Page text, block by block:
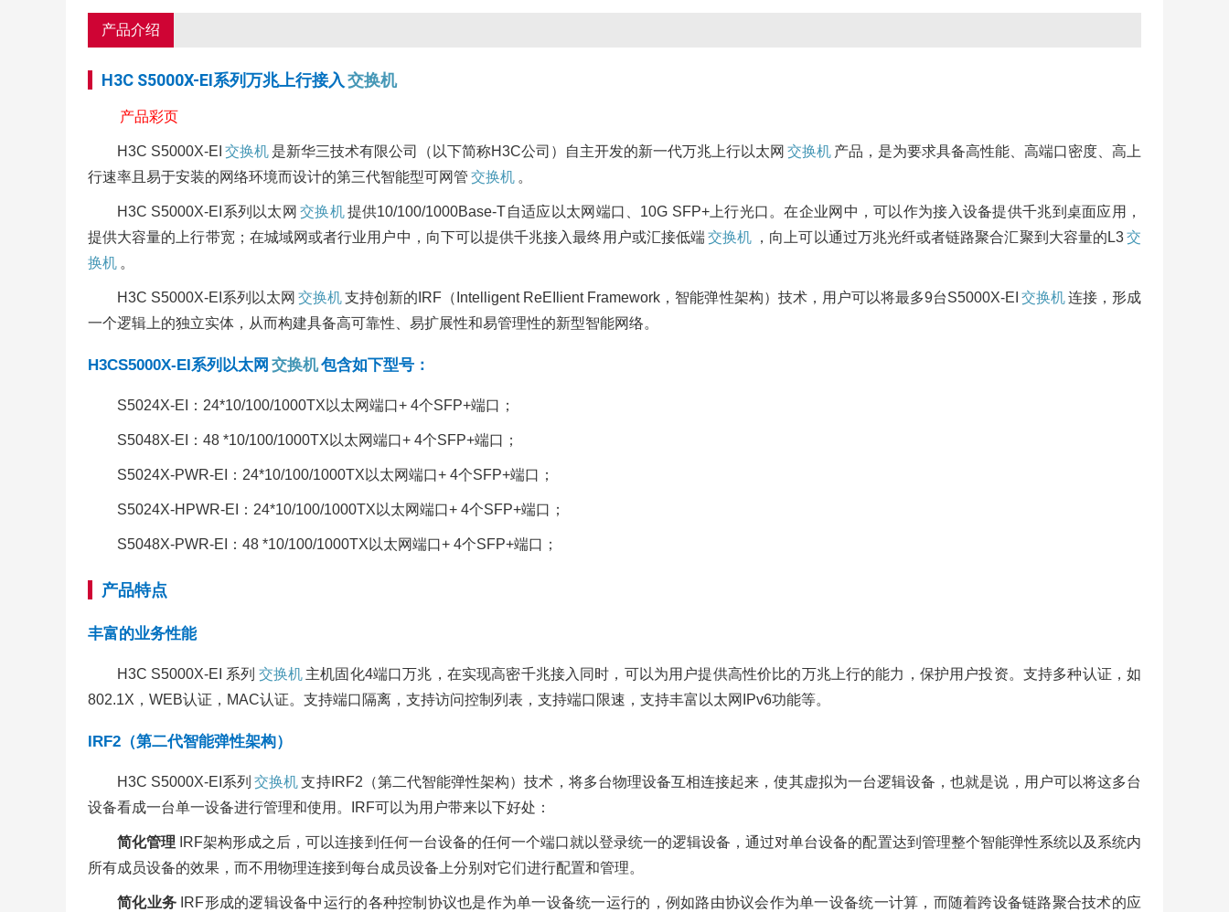
产品介绍
H3C S5000X-EI系列万兆上行接入交换机
产品彩页
H3C S5000X-EI 交换机 是新华三技术有限公司（以下简称H3C公司）自主开发的新一代万兆上行以太网 交换机 产品，是为要求具备高性能、高端口密度、高上
行速率且易于安装的网络环境而设计的第三代智能型可网管 交换机 。
H3C S5000X-EI系列以太网 交换机提供10/100/1000Base-T自适应以太网端口、10G SFP+上行光口。在企业网中，可以作为接入设备提供千兆到桌面应用，
提供大容量的上行带宽；在城域网或者行业用户中，向下可以提供千兆接入最终用户或汇接低端交换机 ，向上可以通过万兆光纤或者链路聚合汇聚到大容量的L3交
换机 。
H3C S5000X-EI系列以太网 交换机支持创新的IRF（Intelligent ReEIlient Framework，智能弹性架构）技术，用户可以将最多9台S5000X-EI 交换机连接，形成
一个逻辑上的独立实体，从而构建具备高可靠性、易扩展性和易管理性的新型智能网络。
H3CS5000X-EI系列以太网 交换机包含如下型号：
S5024X-EI：24*10/100/1000TX以太网端口+ 4个SFP+端口；
S5048X-EI：48 *10/100/1000TX以太网端口+ 4个SFP+端口；
S5024X-PWR-EI：24*10/100/1000TX以太网端口+ 4个SFP+端口；
S5024X-HPWR-EI：24*10/100/1000TX以太网端口+ 4个SFP+端口；
S5048X-PWR-EI：48 *10/100/1000TX以太网端口+ 4个SFP+端口；
产品特点
丰富的业务性能
H3C S5000X-EI 系列 交换机 主机固化4端口万兆，在实现高密千兆接入同时，可以为用户提供高性价比的万兆上行的能力，保护用户投资。支持多种认证，如
802.1X，WEB认证，MAC认证。支持端口隔离，支持访问控制列表，支持端口限速，支持丰富以太网IPv6功能等。
IRF2（第二代智能弹性架构）
H3C S5000X-EI系列 交换机 支持IRF2（第二代智能弹性架构）技术，将多台物理设备互相连接起来，使其虚拟为一台逻辑设备，也就是说，用户可以将这多台
设备看成一台单一设备进行管理和使用。IRF可以为用户带来以下好处：
简化管理
IRF架构形成之后，可以连接到任何一台设备的任何一个端口就以登录统一的逻辑设备，通过对单台设备的配置达到管理整个智能弹性系统以及系统内
所有成员设备的效果，而不用物理连接到每台成员设备上分别对它们进行配置和管理。
简化业务 IRF形成的逻辑设备中运行的各种控制协议也是作为单一设备统一运行的，例如路由协议会作为单一设备统一计算，而随着跨设备链路聚合技术的应